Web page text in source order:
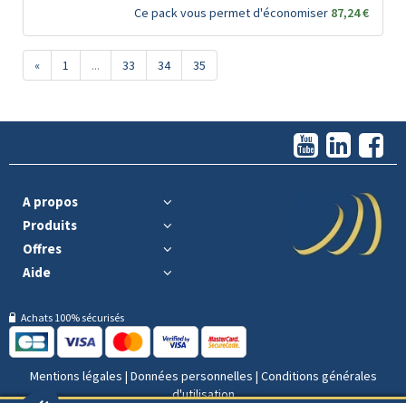
Ce pack vous permet d'économiser 87,24 €
« 1 ... 33 34 35
A propos
Produits
Offres
Aide
Achats 100% sécurisés
Mentions légales | Données personnelles | Conditions générales
d'utilisation